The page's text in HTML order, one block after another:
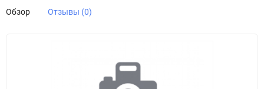
Обзор Отзывы (0)